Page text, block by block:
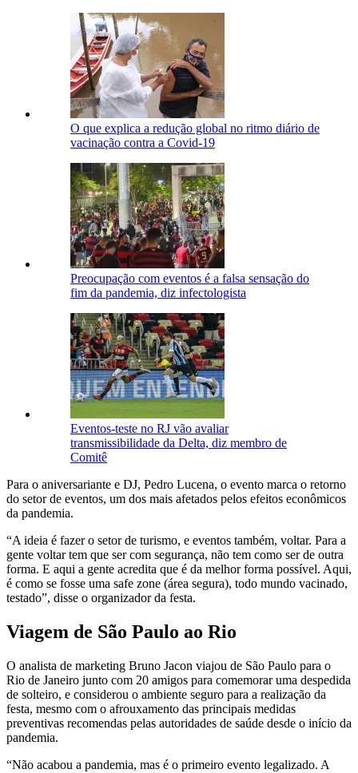
O que explica a redução global no ritmo diário de
vacinação contra a Covid-19
Preocupação com eventos é a falsa sensação do
fim da pandemia, diz infectologista
Eventos-teste no RJ vão avaliar
transmissibilidade da Delta, diz membro de
Comitê
Para o aniversariante e DJ, Pedro Lucena, o evento marca o retorno
do setor de eventos, um dos mais afetados pelos efeitos econômicos
da pandemia.
“A ideia é fazer o setor de turismo, e eventos também, voltar. Para a
gente voltar tem que ser com segurança, não tem como ser de outra
forma. E aqui a gente acredita que é da melhor forma possível. Aqui,
é como se fosse uma safe zone (área segura), todo mundo vacinado,
testado”, disse o organizador da festa.
Viagem de São Paulo ao Rio
O analista de marketing Bruno Jacon viajou de São Paulo para o
Rio de Janeiro junto com 20 amigos para comemorar uma despedida
de solteiro, e considerou o ambiente seguro para a realização da
festa, mesmo com o afrouxamento das principais medidas
preventivas recomendas pelas autoridades de saúde desde o início da
pandemia.
“Não acabou a pandemia, mas é o primeiro evento legalizado. A